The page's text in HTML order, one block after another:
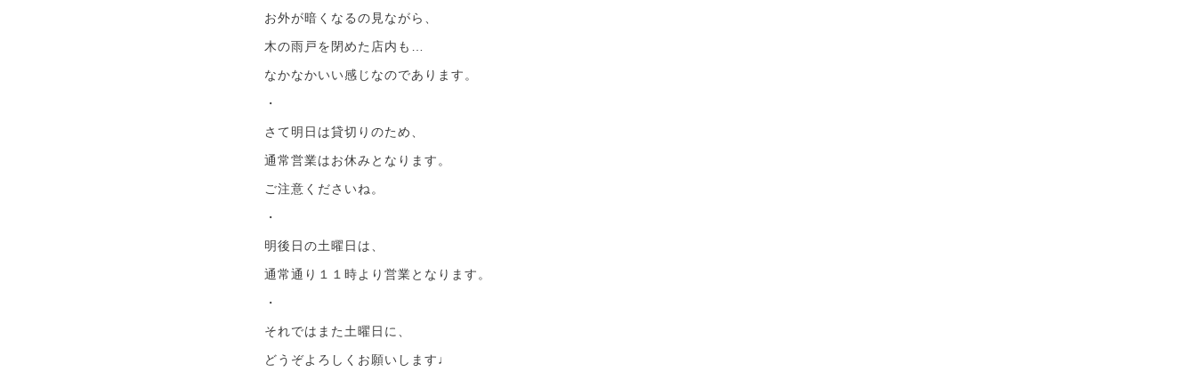
お外が暗くなるの見ながら、
木の雨戸を閉めた店内も…
なかなかいい感じなのであります。
・
さて明日は貸切りのため、
通常営業はお休みとなります。
ご注意くださいね。
・
明後日の土曜日は、
通常通り１１時より営業となります。
・
それではまた土曜日に、
どうぞよろしくお願いします♩